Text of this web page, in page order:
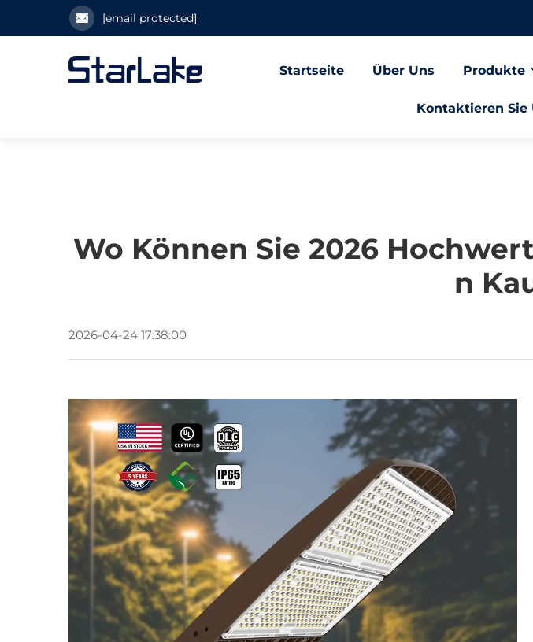
[email protected]
Startseite Über Uns Produkte
Kontaktieren Sie
Wo Können Sie 2026
N
2026-04-24 17:38:00